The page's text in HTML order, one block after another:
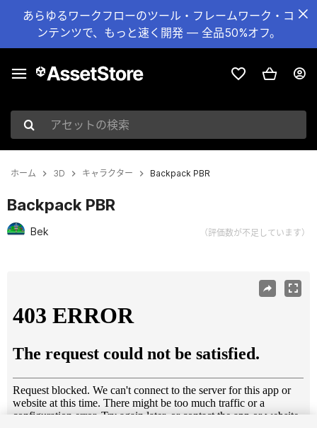
あらゆるワークフローのツール・フレームワーク・コ
ンテンツで、もっと速く開発 — 全品50%オフ。
アセットの検索
ホーム 3D キャラクター Backpack PBR
Backpack PBR
Bek （評価数が不足しています）